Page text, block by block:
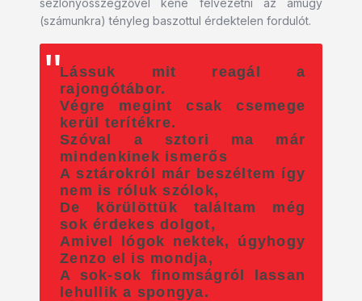
(számunkra) tényleg baszottul érdektelen fordulót.
Lássuk mit reagál a
rajongótábor.
Végre megint csak csemege
kerül terítékre.
Szóval a sztori ma már
mindenkinek ismerős
A sztárokról már beszéltem így
nem is róluk szólok,
De körülöttük találtam még
sok érdekes dolgot,
Amivel lógok nektek, úgyhogy
Zenzo el is mondja,
A sok-sok finomságról lassan
lehullik a spongya.